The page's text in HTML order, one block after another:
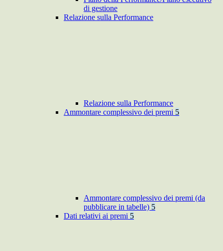
di gestione
Relazione sulla Performance
Relazione sulla Performance
Ammontare complessivo dei premi 5
Ammontare complessivo dei premi (da
pubblicare in tabelle) 5
Dati relativi ai premi 5